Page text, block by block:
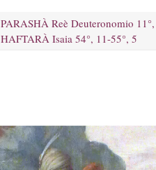
PARASHÀ Reè Deuteronomio
HAFTARÀ Isaia 54°, 11-55°, 5